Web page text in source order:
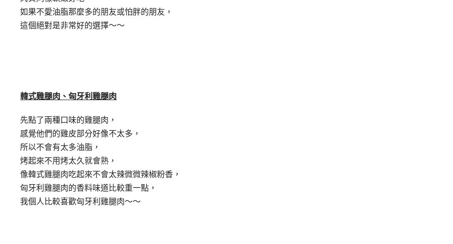
如果不愛油脂那麼多的朋友或怕胖的朋友，
這個絕對是非常好的選擇～～
韓式雞腿肉、匈牙利雞腿肉
先點了兩種口味的雞腿肉，
感覺他們的雞皮部分好像不太多，
所以不會有太多油脂，
烤起來不用烤太久就會熟，
像韓式雞腿肉吃起來不會太辣微微辣椒粉香，
匈牙利雞腿肉的香料味道比較重一點，
我個人比較喜歡匈牙利雞腿肉～～